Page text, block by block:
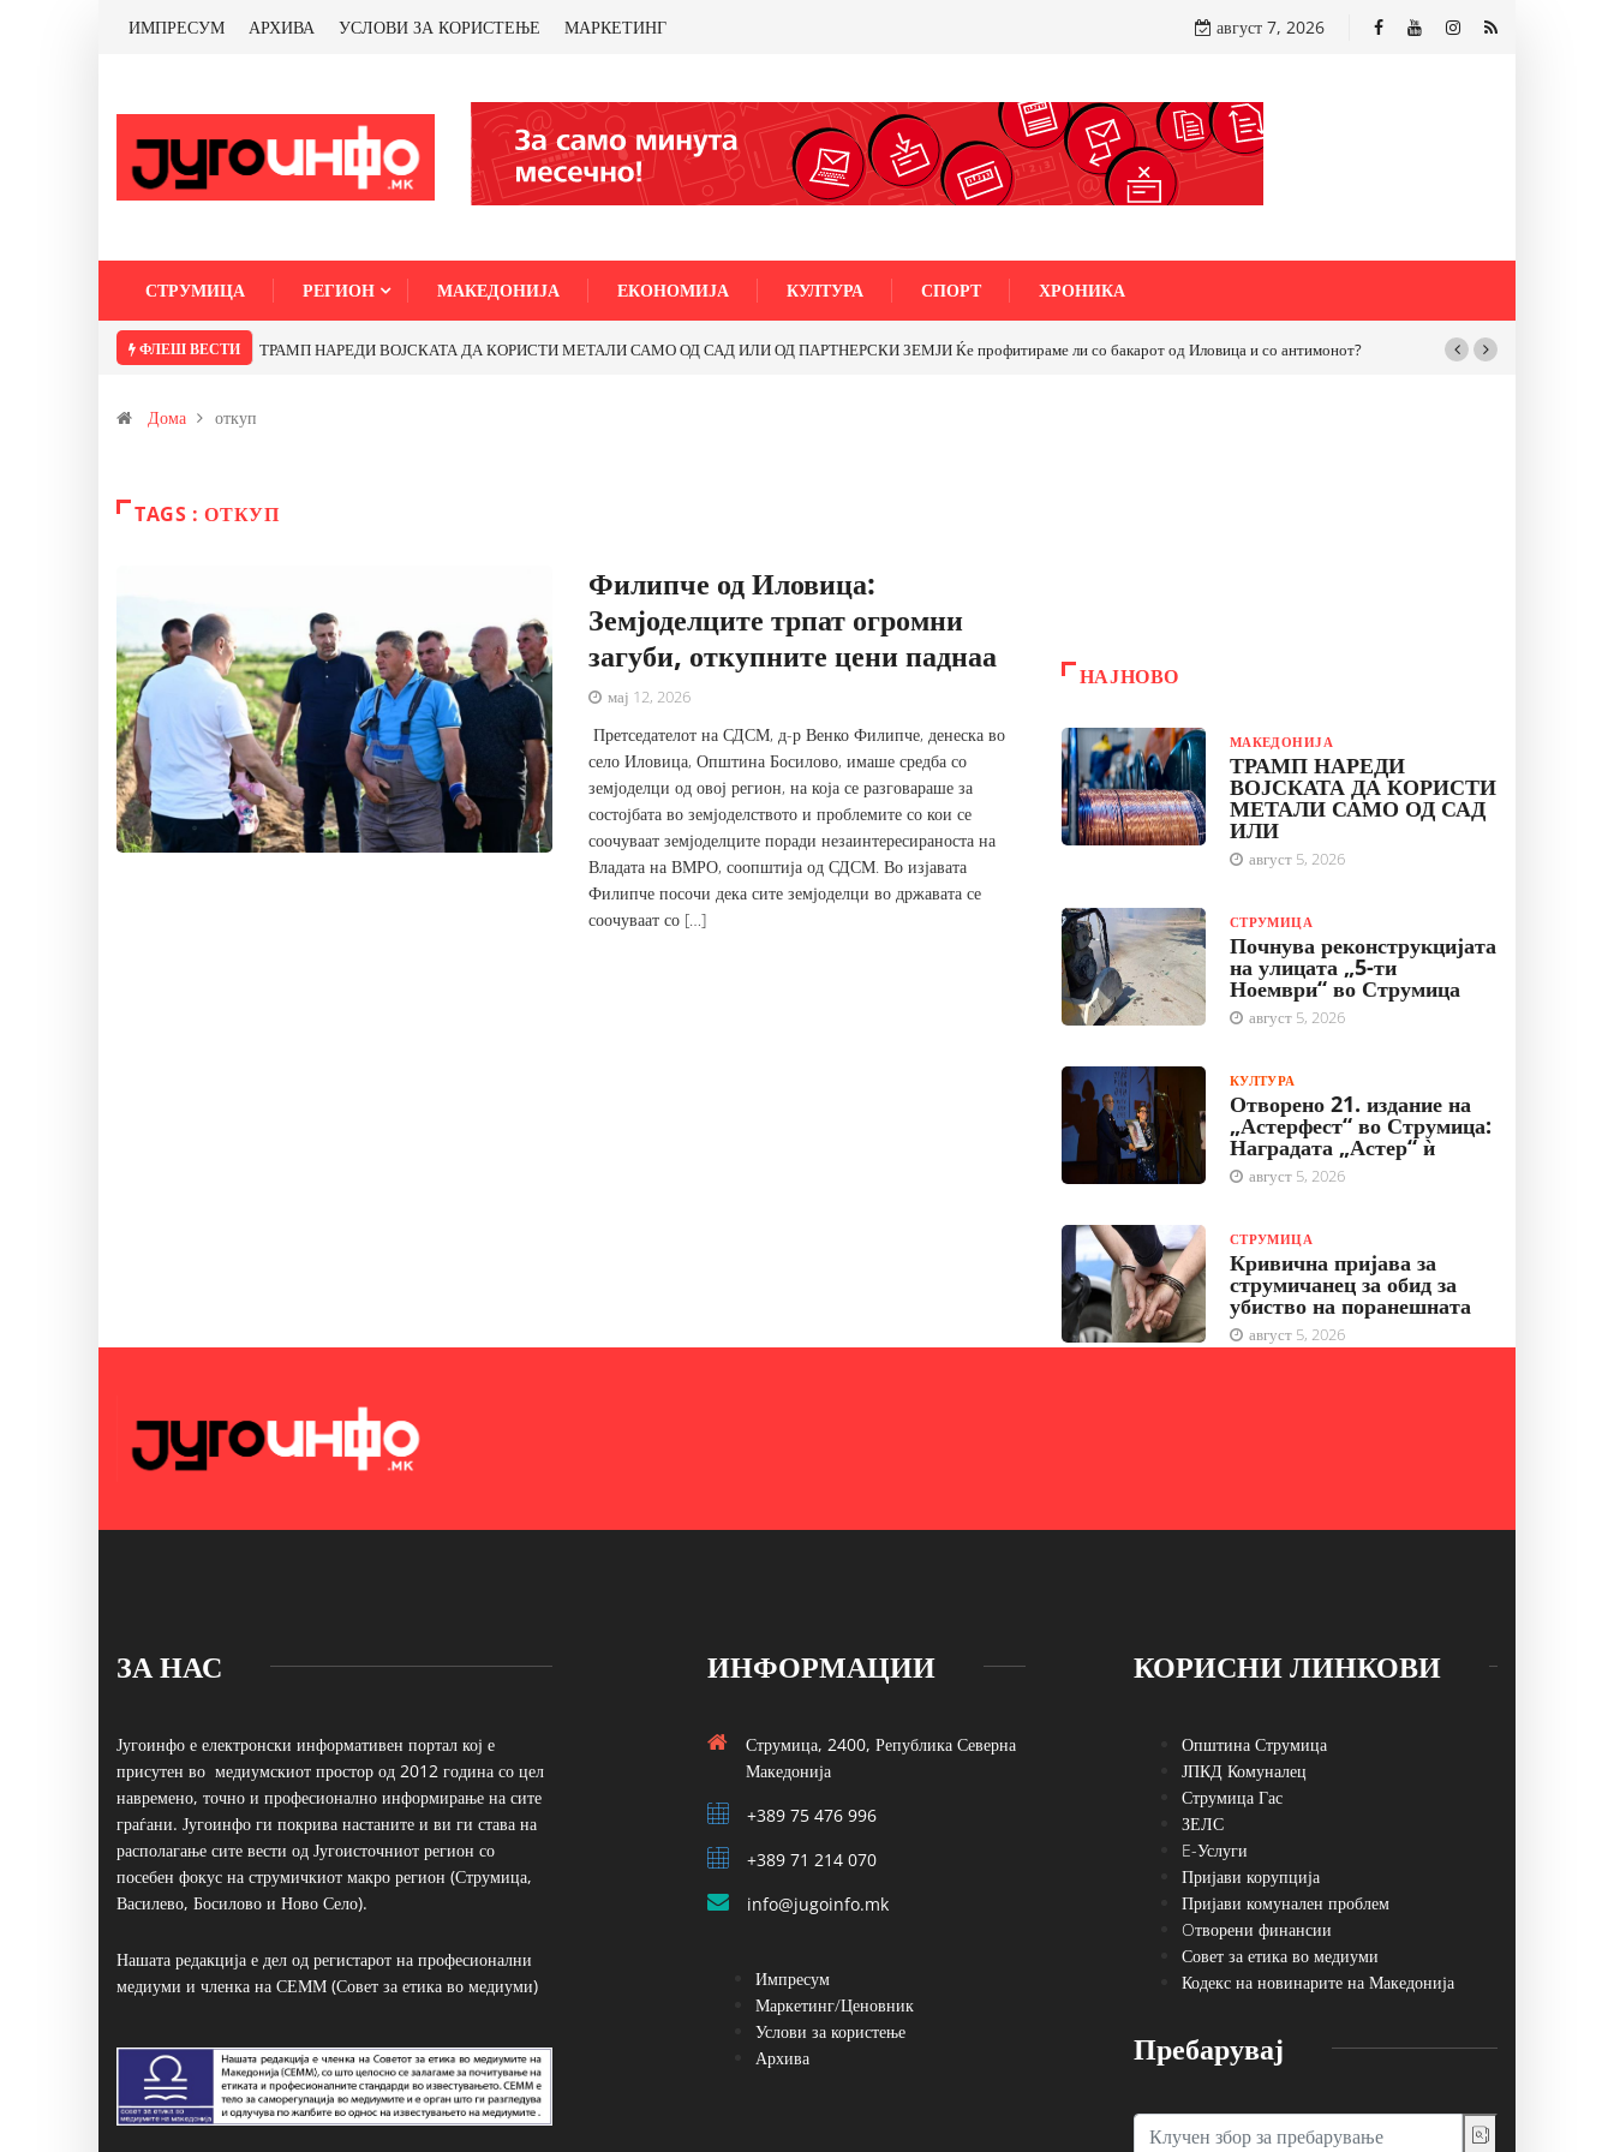
ИМПРЕСУМ АРХИВА УСЛОВИ ЗА КОРИСТЕЊЕ МАРКЕТИНГ август 7, 2026
СТРУМИЦА РЕГИОН МАКЕДОНИЈА ЕКОНОМИЈА КУЛТУРА СПОРТ ХРОНИКА
ФЛЕШ ВЕСТИ ТРАМП НАРЕДИ ВОЈСКАТА ДА КОРИСТИ МЕТАЛИ САМО ОД САД ИЛИ ОД ПАРТНЕРСКИ ЗЕМЈИ Ќе профитираме ли со бакарот од Иловица и со антимонот?
Дома откуп
TAGS : ОТКУП
Филипче од Иловица:
Земјоделците трпат огромни
загуби, откупните цени паднаа
мај 12, 2026
Претседателот на СДСМ, д-р Венко Филипче, денеска во
село Иловица, Општина Босилово, имаше средба со
земјоделци од овој регион, на која се разговараше за
состојбата во земјоделството и проблемите со кои се
соочуваат земјоделците поради незаинтересираноста на
Владата на ВМРО, соопштија од СДСМ. Во изјавата
Филипче посочи дека сите земјоделци во државата се
соочуваат со […]
НАЈНОВО
МАКЕДОНИЈА
ТРАМП НАРЕДИ
ВОЈСКАТА ДА КОРИСТИ
МЕТАЛИ САМО ОД САД
ИЛИ
август 5, 2026
СТРУМИЦА
Почнува реконструкцијата
на улицата „5-ти
Ноември“ во Струмица
август 5, 2026
КУЛТУРА
Отворено 21. издание на
„Астерфест“ во Струмица:
Наградата „Астер“ ѝ
август 5, 2026
СТРУМИЦА
Кривична пријава за
струмичанец за обид за
убиство на поранешната
август 5, 2026
ЗА НАС
Југоинфо е електронски информативен портал кој е
присутен во медиумскиот простор од 2012 година со цел
навремено, точно и професионално информирање на сите
граѓани. Југоинфо ги покрива настаните и ви ги става на
располагање сите вести од Југоисточниот регион со
посебен фокус на струмичкиот макро регион (Струмица,
Василево, Босилово и Ново Село).
Нашата редакција е дел од регистарот на професионални
медиуми и членка на СЕММ (Совет за етика во медиуми)
ИНФОРМАЦИИ
Струмица, 2400, Република Северна
Македонија
+389 75 476 996
+389 71 214 070
info@jugoinfo.mk
Импресум
Маркетинг/Ценовник
Услови за користење
Архива
КОРИСНИ ЛИНКОВИ
Општина Струмица
ЈПКД Комуналец
Струмица Гас
ЗЕЛС
E-Услуги
Пријави корупција
Пријави комунален проблем
Oтворени финансии
Совет за етика во медиуми
Кодекс на новинарите на Македонија
Пребарувај